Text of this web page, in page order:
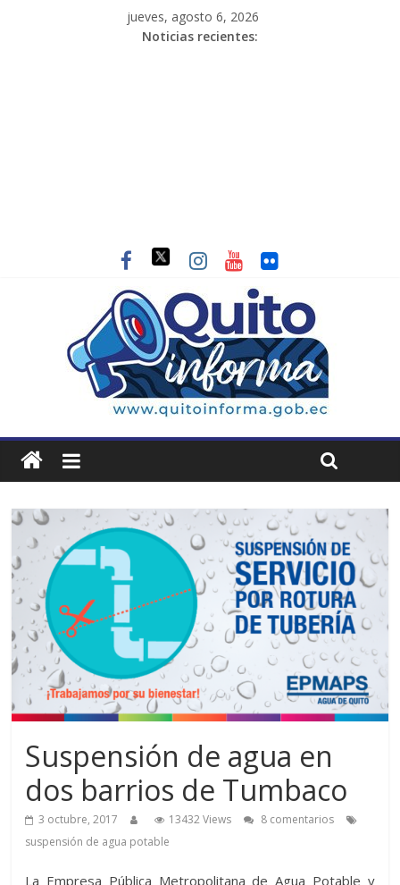
jueves, agosto 6, 2026
Noticias recientes:
Suspensión de agua en
dos barrios de Tumbaco
3 octubre, 2017 13432 Views
8 comentarios
suspensión de agua potable
La Empresa Pública Metropolitana de Agua Potable y